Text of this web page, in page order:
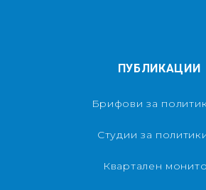
ПУБЛИКАЦИИ
Брифови за
Студии за
Квартален